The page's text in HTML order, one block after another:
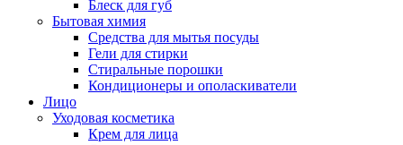
Блеск для губ
Бытовая химия
Средства для мытья посуды
Гели для стирки
Стиральные порошки
Кондиционеры и ополаскиватели
Лицо
Уходовая косметика
Крем для лица